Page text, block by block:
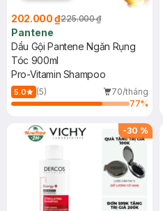
202.000 ₫225.000 ₫
Pantene
Dầu Gội Pantene Ngăn Rụng
Tóc 900ml
Pro-Vitamin Shampoo
5.0 (5)
70/tháng
77%
-30 %